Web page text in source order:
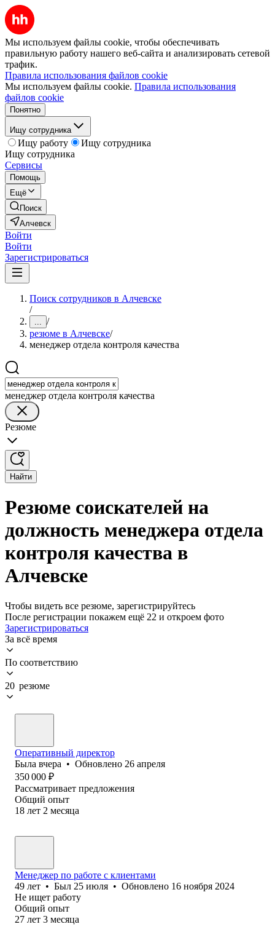
Мы используем файлы cookie, чтобы обеспечивать
правильную работу нашего веб-сайта и анализировать сетевой
трафик.
Правила использования файлов cookie
Мы используем файлы cookie. Правила использования
файлов cookie
Понятно
Ищу сотрудника
Ищу работу
Ищу сотрудника
Ищу сотрудника
Сервисы
Помощь
Ещё
Поиск
Алчевск
Войти
Войти
Зарегистрироваться
Поиск сотрудников в Алчевске
/
... /
резюме в Алчевске/
менеджер отдела контроля качества
менеджер отдела контроля качества
Резюме
Найти
Резюме соискателей на
должность менеджера отдела
контроля качества в
Алчевске
Чтобы видеть все резюме, зарегистрируйтесь
После регистрации покажем ещё 22 и откроем фото
Зарегистрироваться
За всё время
По соответствию
20 резюме
Оперативный директор
Была вчера • Обновлено 26 апреля
350 000 ₽
Рассматривает предложения
Общий опыт
18 лет 2 месяца
Менеджер по работе с клиентами
49 лет • Был 25 июля • Обновлено 16 ноября 2024
Не ищет работу
Общий опыт
27 лет 3 месяца